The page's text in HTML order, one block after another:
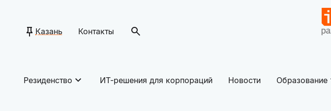
Казань Контакты
Резиденство ИТ-решения для корпораций Новости Образование